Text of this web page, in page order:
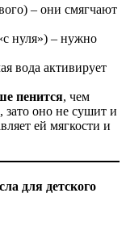
– они смягчают
нуля») – нужно
вода активирует
пенится, чем
оно не сушит и
ей мягкости и
для детского